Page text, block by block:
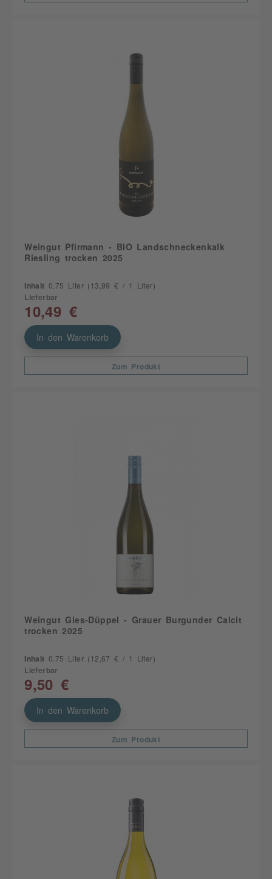
Weingut Pfirmann - BIO Landschneckenkalk
Riesling trocken 2025
Inhalt 0.75 Liter (13,99 € / 1 Liter)
Lieferbar
10,49 €
In den Warenkorb
Zum Produkt
Weingut Gies-Düppel - Grauer Burgunder Calcit
trocken 2025
Inhalt 0.75 Liter (12,67 € / 1 Liter)
Lieferbar
9,50 €
In den Warenkorb
Zum Produkt